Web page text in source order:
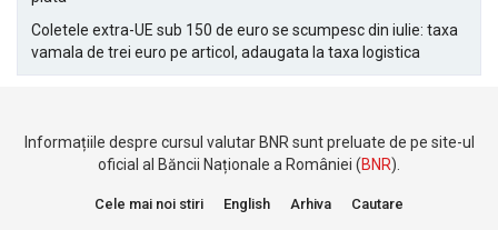
Coletele extra-UE sub 150 de euro se scumpesc din iulie: taxa
vamala de trei euro pe articol, adaugata la taxa logistica
Informațiile despre cursul valutar BNR sunt preluate de pe site-ul
oficial al Băncii Naționale a României (BNR).
Cele mai noi stiri English Arhiva Cautare